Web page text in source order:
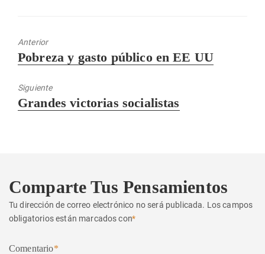
Anterior
Entrada
Pobreza y gasto público en EE UU
Siguiente
Entrada
Grandes victorias socialistas
Comparte Tus Pensamientos
Tu dirección de correo electrónico no será publicada. Los campos
obligatorios están marcados con*
Comentario*